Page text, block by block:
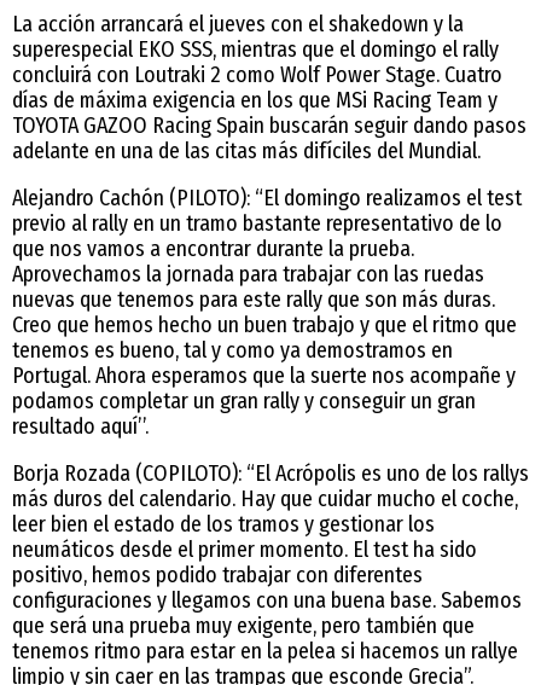
La acción arrancará el jueves con el shakedown y la
superespecial EKO SSS, mientras que el domingo el rally
concluirá con Loutraki 2 como Wolf Power Stage. Cuatro
días de máxima exigencia en los que MSi Racing Team y
TOYOTA GAZOO Racing Spain buscarán seguir dando pasos
adelante en una de las citas más difíciles del Mundial.
Alejandro Cachón (PILOTO): “El domingo realizamos el test
previo al rally en un tramo bastante representativo de lo
que nos vamos a encontrar durante la prueba.
Aprovechamos la jornada para trabajar con las ruedas
nuevas que tenemos para este rally que son más duras.
Creo que hemos hecho un buen trabajo y que el ritmo que
tenemos es bueno, tal y como ya demostramos en
Portugal. Ahora esperamos que la suerte nos acompañe y
podamos completar un gran rally y conseguir un gran
resultado aquí’’.
Borja Rozada (COPILOTO): “El Acrópolis es uno de los rallys
más duros del calendario. Hay que cuidar mucho el coche,
leer bien el estado de los tramos y gestionar los
neumáticos desde el primer momento. El test ha sido
positivo, hemos podido trabajar con diferentes
configuraciones y llegamos con una buena base. Sabemos
que será una prueba muy exigente, pero también que
tenemos ritmo para estar en la pelea si hacemos un rallye
limpio y sin caer en las trampas que esconde Grecia”.